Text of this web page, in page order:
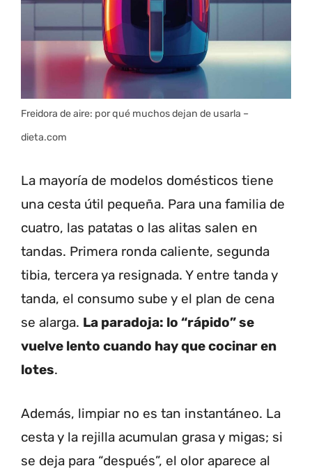
Freidora de aire: por qué muchos dejan de usarla –
dieta.com
La mayoría de modelos domésticos tiene
una cesta útil pequeña. Para una familia de
cuatro, las patatas o las alitas salen en
tandas. Primera ronda caliente, segunda
tibia, tercera ya resignada. Y entre tanda y
tanda, el consumo sube y el plan de cena
se alarga. La paradoja: lo “rápido” se
vuelve lento cuando hay que cocinar en
lotes.
Además, limpiar no es tan instantáneo. La
cesta y la rejilla acumulan grasa y migas; si
se deja para “después”, el olor aparece al